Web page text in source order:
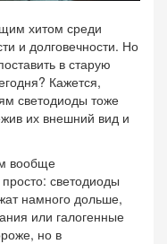
хитом среди
и долговечности. Но
в старую
Кажется,
светодиоды тоже
их внешний вид и
вообще
светодиоды
намного дольше,
или галогенные
но в